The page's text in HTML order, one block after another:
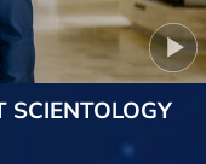
SCIENTOLOGY